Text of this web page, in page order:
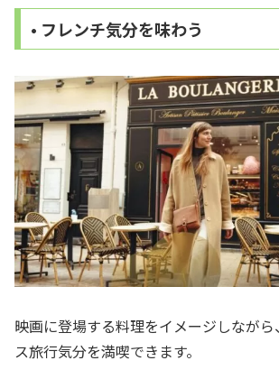
• フレンチ気分を味わう
映画に登場する料理をイメージしなが
ス旅行気分を満喫できます。